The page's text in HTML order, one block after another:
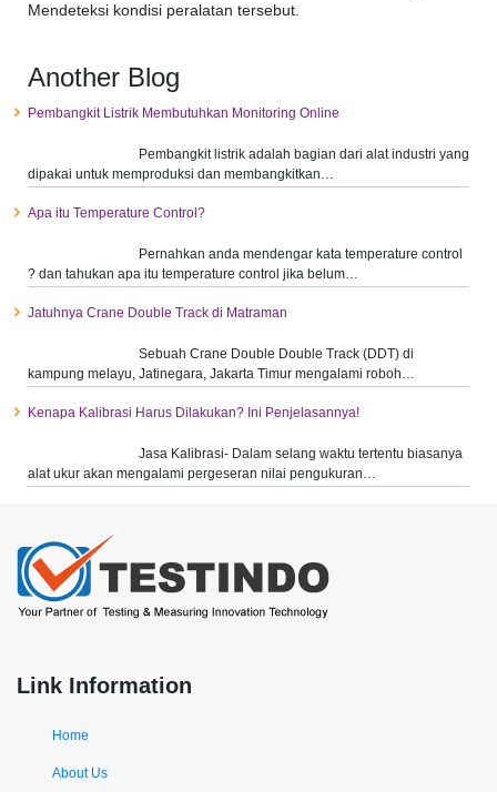
Mendeteksi kondisi peralatan tersebut.
Another Blog
Pembangkit Listrik Membutuhkan Monitoring Online
Pembangkit listrik adalah bagian dari alat industri yang
dipakai untuk memproduksi dan membangkitkan…
Apa itu Temperature Control?
Pernahkan anda mendengar kata temperature control
? dan tahukan apa itu temperature control jika belum…
Jatuhnya Crane Double Track di Matraman
Sebuah Crane Double Double Track (DDT) di
kampung melayu, Jatinegara, Jakarta Timur mengalami roboh…
Kenapa Kalibrasi Harus Dilakukan? Ini Penjelasannya!
Jasa Kalibrasi- Dalam selang waktu tertentu biasanya
alat ukur akan mengalami pergeseran nilai pengukuran…
Link Information
Home
About Us